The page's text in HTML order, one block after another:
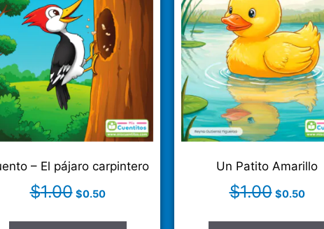
– El pájaro carpintero
$1.00 $0.50
Un Patito Amarillo
$1.00 $0.50